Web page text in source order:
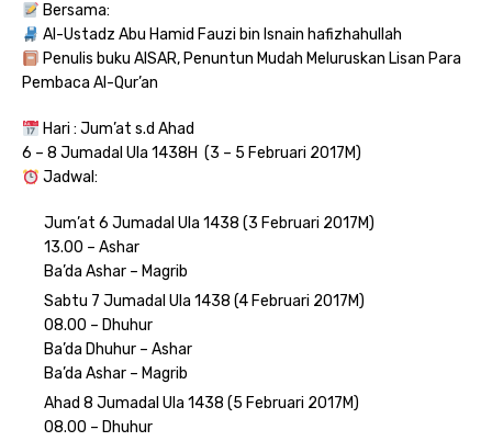
Bersama:
Al-Ustadz Abu Hamid Fauzi bin Isnain hafizhahullah
Penulis buku AISAR, Penuntun Mudah Meluruskan Lisan Para
Pembaca Al-Qur’an
Hari : Jum’at s.d Ahad
6 – 8 Jumadal Ula 1438H (3 – 5 Februari 2017M)
Jadwal:
Jum’at 6 Jumadal Ula 1438 (3 Februari 2017M)
13.00 – Ashar
Ba’da Ashar – Magrib
Sabtu 7 Jumadal Ula 1438 (4 Februari 2017M)
08.00 – Dhuhur
Ba’da Dhuhur – Ashar
Ba’da Ashar – Magrib
Ahad 8 Jumadal Ula 1438 (5 Februari 2017M)
08.00 – Dhuhur